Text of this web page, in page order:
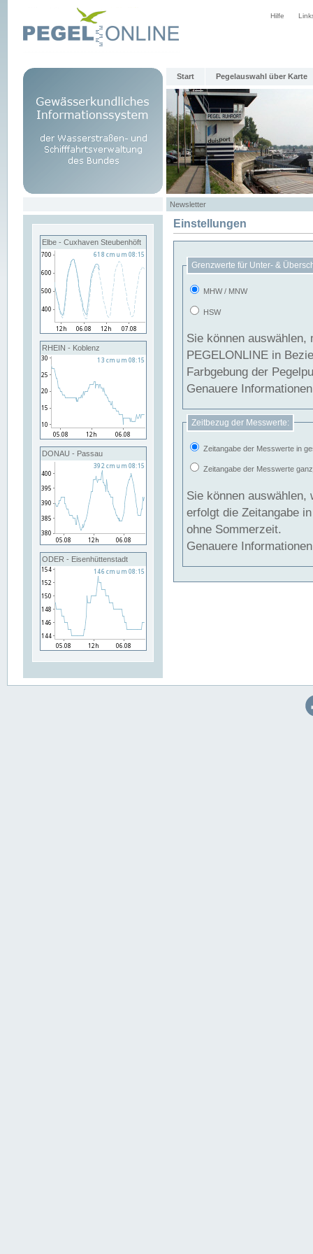
Hilfe
Start Pegelauswahl über Karte
Newsletter
Elbe - Cuxhaven Steubenhöft
RHEIN - Koblenz
DONAU - Passau
ODER - Eisenhüttenstadt
Einstellungen
Grenzwerte für Unter- &
MHW / MNW
HSW
Sie können
PEGELONLINE in Beziehung
Farbgebung der
Genauere
Zeitbezug der Messwerte:
Zeitangabe der Messwerte in
Zeitangabe der Messwerte
Sie können auswählen,
erfolgt die Zeitangabe
ohne Sommerzeit.
Genauere